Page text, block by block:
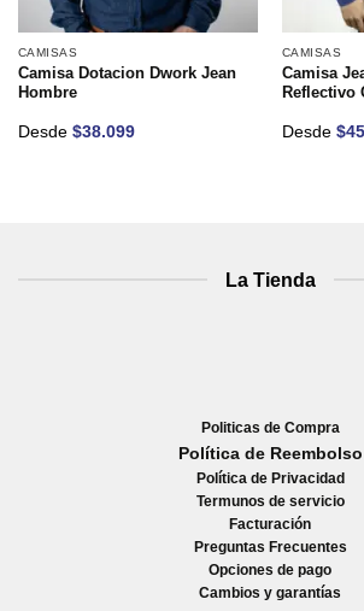
CAMISAS
Camisa Dotacion Dwork Jean
Hombre
Desde $38.099
CAMISAS
Camisa
Reflectivo
Desde $
La Tienda
Politicas de Compra
Política de Reembolso
Política de Privacidad
Termunos de servicio
Facturación
Preguntas Frecuentes
Opciones de pago
Cambios y garantías